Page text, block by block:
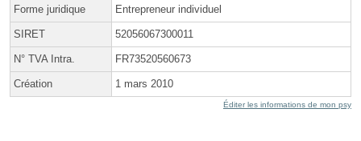
Forme juridique Entrepreneur individuel
SIRET 52056067300011
N° TVA Intra. FR73520560673
Création 1 mars 2010
Éditer les informations de mon psy